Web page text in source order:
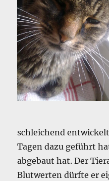
schleichend
Tagen dazu geführt
abgebaut hat. Der
Blutwerten dürfte er